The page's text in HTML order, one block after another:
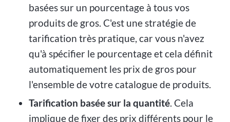
basées sur un pourcentage à tous vos
produits de gros. C'est une stratégie de
tarification très pratique, car vous n'avez
qu'à spécifier le pourcentage et cela définit
automatiquement les prix de gros pour
l'ensemble de votre catalogue de produits.
Tarification basée sur la quantité . Cela
implique de fixer des prix différents pour le